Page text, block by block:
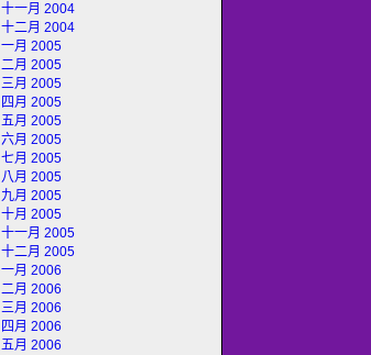
十一月 2004
十二月 2004
一月 2005
二月 2005
三月 2005
四月 2005
五月 2005
六月 2005
七月 2005
八月 2005
九月 2005
十月 2005
十一月 2005
十二月 2005
一月 2006
二月 2006
三月 2006
四月 2006
五月 2006